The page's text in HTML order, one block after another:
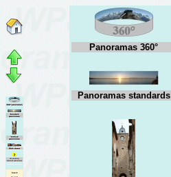
Panoramas 360°
Panoramas standards